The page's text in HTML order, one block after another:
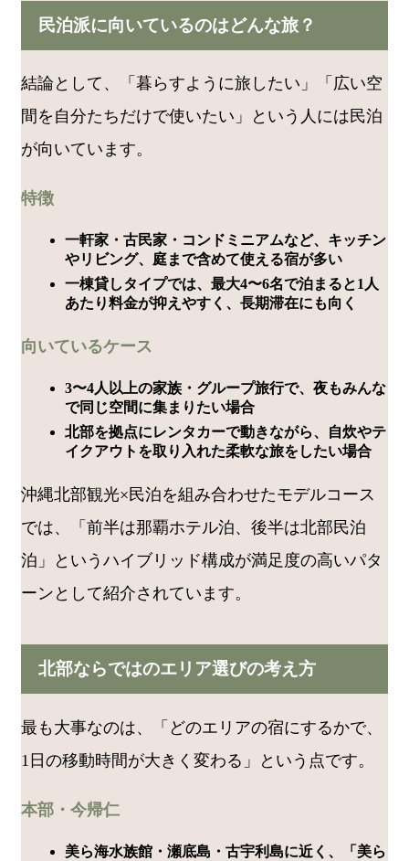
民泊派に向いているのはどんな旅？
結論として、「暮らすように旅したい」「広い空
間を自分たちだけで使いたい」という人には民泊
が向いています。
特徴
一軒家・古民家・コンドミニアムなど、キッチン
やリビング、庭まで含めて使える宿が多い
一棟貸しタイプでは、最大4〜6名で泊まると1人
あたり料金が抑えやすく、長期滞在にも向く
向いているケース
3〜4人以上の家族・グループ旅行で、夜もみんな
で同じ空間に集まりたい場合
北部を拠点にレンタカーで動きながら、自炊やテ
イクアウトを取り入れた柔軟な旅をしたい場合
沖縄北部観光×民泊を組み合わせたモデルコース
では、「前半は那覇ホテル泊、後半は北部民泊
泊」というハイブリッド構成が満足度の高いパタ
ーンとして紹介されています。
北部ならではのエリア選びの考え方
最も大事なのは、「どのエリアの宿にするかで、
1日の移動時間が大きく変わる」という点です。
本部・今帰仁
美ら海水族館・瀬底島・古宇利島に近く、「美ら